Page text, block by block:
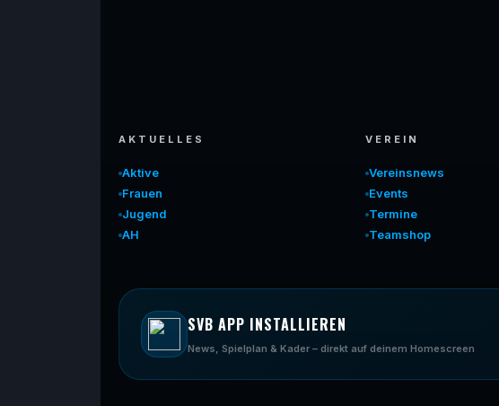
AKTUELLES
Aktive
Frauen
Jugend
AH
VEREIN
Vereinsnews
Events
Termine
Teamshop
SVB APP INSTALLIEREN
News, Spielplan & Kader – direkt auf deinem Homescreen